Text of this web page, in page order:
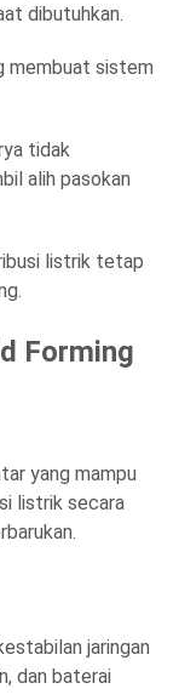
dibutuhkan.
membuat sistem
tidak
alih pasokan
listrik tetap
Forming
yang mampu
listrik secara
jaringan
dan baterai